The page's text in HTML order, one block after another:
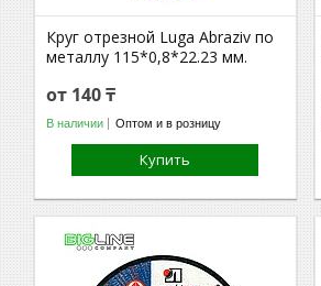
Круг отрезной Luga Abraziv по
металлу 115*0,8*22.23 мм.
от 140 ₸
В наличии Оптом и в розницу
Купить